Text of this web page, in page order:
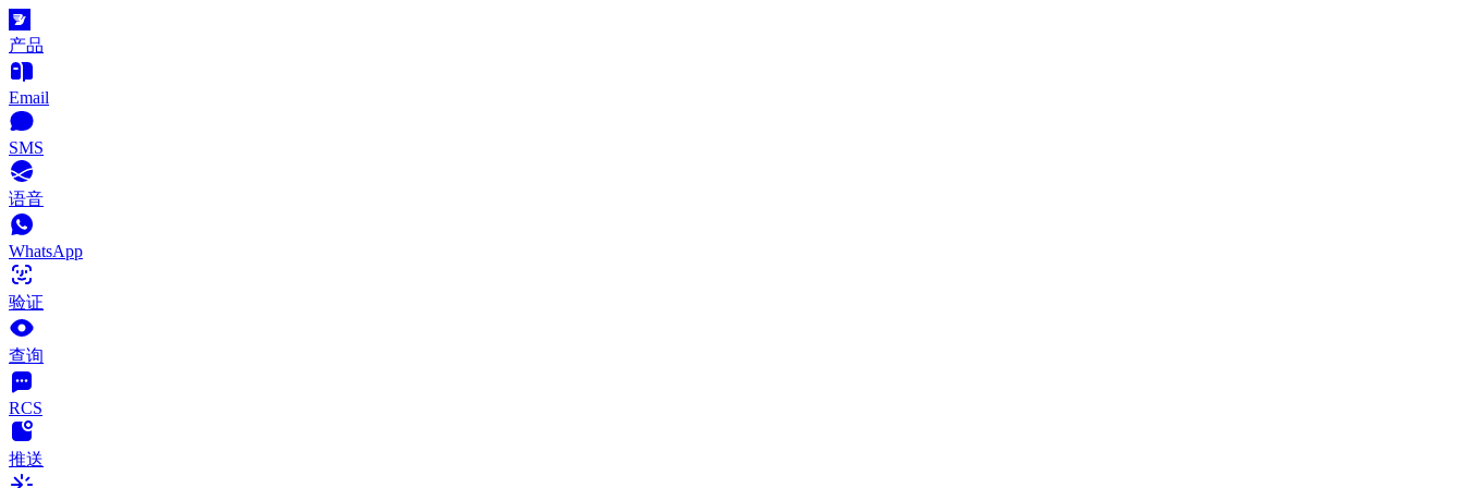
产品
Email
SMS
语音
WhatsApp
验证
查询
RCS
推送